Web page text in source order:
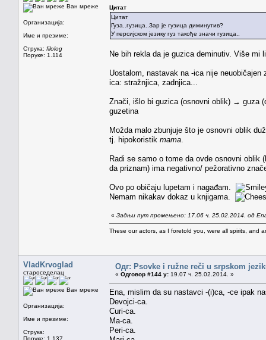
Ван мреже
Организација:
Име и презиме:
Струка: filolog
Поруке: 1.114
Цитат
Цитат
Гуза..гузица..Зар је гузица диминутив?
У персијском језику гуз такође значи гузица..
Ne bih rekla da je guzica deminutiv. Više mi
Uostalom, nastavak na -ica nije
ica: stražnjica, zadnjica...
Znači, išlo bi guzica (osnovni oblik) → guza
guzetina
Možda malo zbunjuje što je osnovni oblik
tj. hipokoristik mama
Radi se samo o tome da ovde osnovni oblik
da priznam) ima negativno/ pežorativno
Ovo po običaju lupetam i nagađam.
Nemam nikakav dokaz u knjigama.
« Задњи пут промењено: 17.06 ч. 25.02.2014. од
These our actors, as I foretold you, were all spirits, and
VladKrvoglad
староседелац
Ван мреже
Организација:
Име и презиме:
Струка:
Поруке: 1.137
Одг: Psovke i ružne reči u srpskom
« Одговор #144 у: 19.07 ч. 25.02.2014. »
Ena, mislim da su nastavci -(i)ca, -ce ipak
Devojci-ca.
Curi-ca.
Ma-ca.
Peri-ca.